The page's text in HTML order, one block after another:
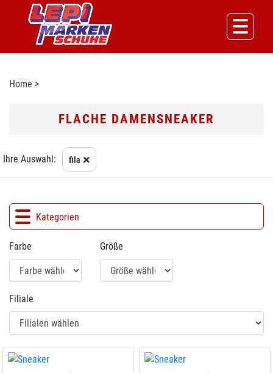
Home >
FLACHE DAMENSNEAKER
Ihre Auswahl: fila
Kategorien
Farbe Größe
Filiale